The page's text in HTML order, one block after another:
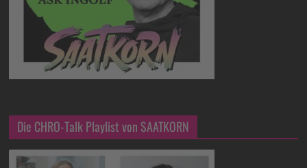
Die CHRO-Talk Playlist von SAATKORN